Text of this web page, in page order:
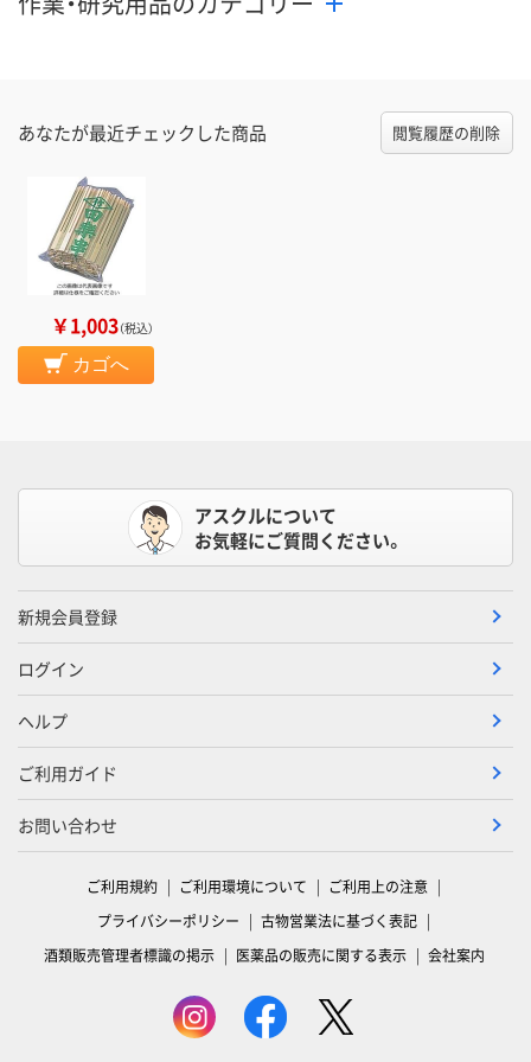
あなたが最近チェックした商品 閲覧履歴の削除
￥1,003（税込）
カゴへ
アスクルについて
お気軽にご質問ください。
新規会員登録
ログイン
ヘルプ
ご利用ガイド
お問い合わせ
ご利用規約 ご利用環境について
ご利用上の注意
プライバシーポリシー
古物営業法に基づく表記
酒類販売管理者標識の掲示
医薬品の販売に関する表示 会社案内